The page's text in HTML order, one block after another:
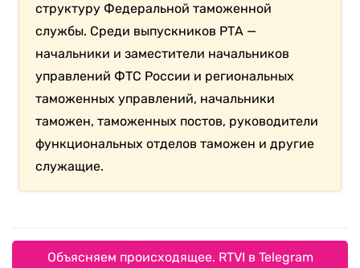
структуру Федеральной таможенной
службы. Среди выпускников РТА —
начальники и заместители начальников
управлений ФТС России и региональных
таможенных управлений, начальники
таможен, таможенных постов, руководители
функциональных отделов таможен и другие
служащие.
Объясняем происходящее. RTVI в Telegram